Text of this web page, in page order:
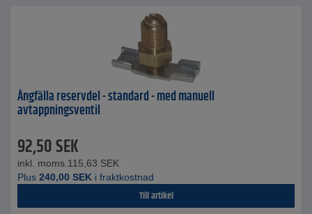
Ångfälla reservdel - standard - med manuell
avtappningsventil
92,50SEK
inkl. moms. 115,63 SEK
Plus 240,00 SEK i fraktkostnad
Till artikel